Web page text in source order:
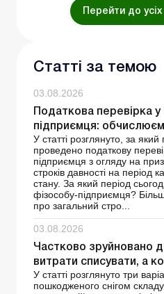
Перейти до
Статті за темою
03.08.2026
Податкова перевірка
підприємця:
У статті розглянуто, за
проведено податкову
підприємця з огляду на
строків давності на період
стану. За який період
фізособу-підприємця?
про загальний стро...
03.08.2026
Частково зруйновано
витрати списувати, а
У статті розглянуто три
пошкодженого снігом